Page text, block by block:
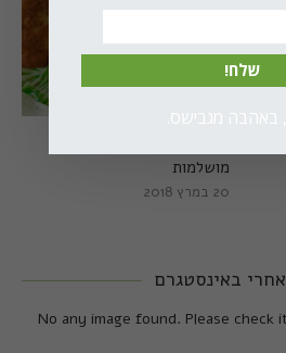
מושלמות
20 במרץ 2018
באינסטגרם
No any image found. Please
שלח!
באהבה מגבישס.